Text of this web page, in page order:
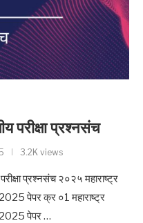
परीक्षा प्रश्नसंच
3.2K views
प्रश्नसंच २०२५ महाराष्ट्र
2025 पेपर क्र ०1 महाराष्ट्र
2025 पेपर …